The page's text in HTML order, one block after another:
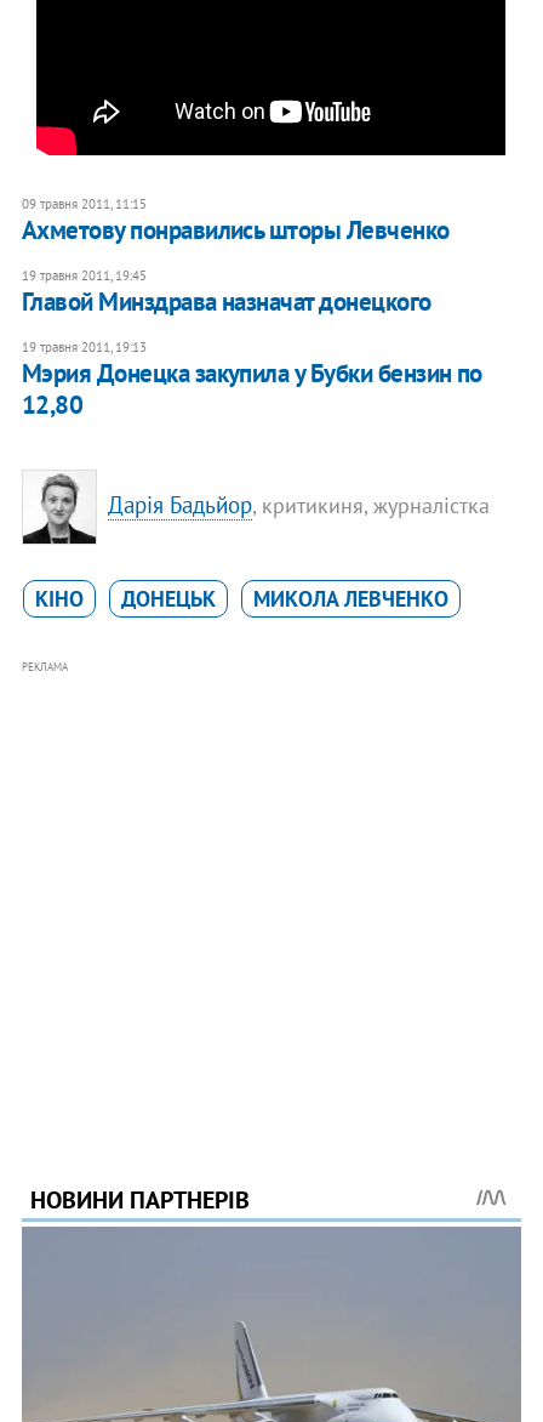
09 травня 2011, 11:15
Ахметову понравились шторы Левченко
19 травня 2011, 19:45
Главой Минздрава назначат донецкого
19 травня 2011, 19:13
Мэрия Донецка закупила у Бубки бензин по
12,80
Дарія Бадьйор, критикиня, журналістка
КІНО ДОНЕЦЬК МИКОЛА ЛЕВЧЕНКО
РЕКЛАМА